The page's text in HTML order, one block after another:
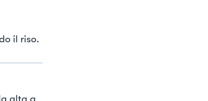
il riso.
alta a